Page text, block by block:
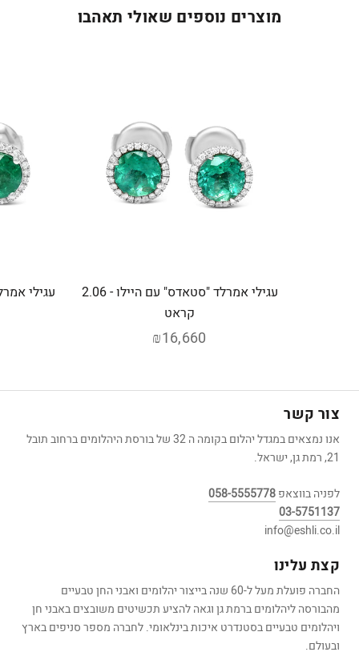
מוצרים נוספים שאולי תאהבו
עגילי אמרלד "סטאדס" עם היילו - 2.06
קראט
₪16,660
צור קשר
אנו נמצאים במגדל יהלום בקומה ה 32 של בורסת היהלומים ברחוב תובל
21, רמת גן, ישראל.
לפניה בווצאפ058-5555778
03-5751137
info@eshli.co.il
קצת עלינו
החברה פועלת מעל ל-60 שנה בייצור יהלומים ואבני החן טבעיים
מהבורסה ליהלומים ברמת גן וגאה להציע תכשיטים משובצים באבני חן
ויהלומים טבעיים בסטנדרט איכות בינלאומי. לחברה מספר סניפים בארץ
ובעולם.